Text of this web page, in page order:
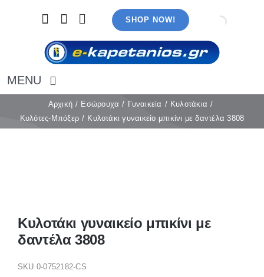
περιεχόμενο
SHOP NOW!
MENU
Εσώρουχα
Λευκά είδη
Παπούτσια/Παντόφλες
Αρχική Εσώρουχα Γυναικεία
Κυλοτάκια
Κυλότες-Μπόξερ
Κυλοτάκι γυναικείο μπικίνι με δαντέλα 3808
Κυλοτάκι γυναικείο μπικίνι με
δαντέλα 3808
SKU 0-0752182-CS